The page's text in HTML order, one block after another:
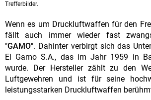
Trefferbilder.
Wenn es um Druckluftwaffen für den
fällt auch immer wieder fast
"GAMO". Dahinter verbirgt sich das
El Gamo S.A., das im Jahr 1959 in
wurde. Der Hersteller zählt zu den
Luftgewehren und ist für seine
leistungsstarken Druckluftwaffen